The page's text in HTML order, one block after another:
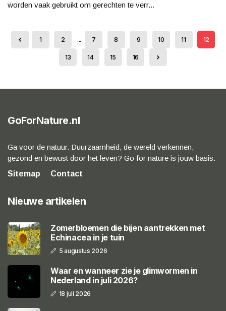
worden vaak gebruikt om gerechten te verr...
1 2 ... 7 8 9 10 11 12
13 14 15 16
GoForNature.nl
Ga voor de natuur. Duurzaamheid, de wereld verkennen,
gezond en bewust door het leven? Go for nature is jouw basis.
Sitemap
Contact
Nieuwe artikelen
Zomerbloemen die bijen aantrekken met
Echinacea in je tuin
5 augustus 2026
Waar en wanneer zie je glimwormen in
Nederland in juli 2026?
18 juli 2026